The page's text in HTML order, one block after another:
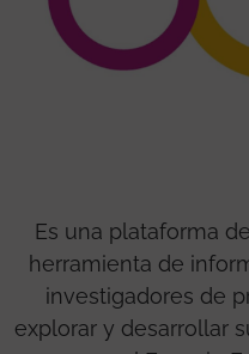
Es una plataforma
herramienta de
investigadores de
explorar y desarrollar